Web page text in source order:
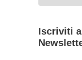
Iscriviti